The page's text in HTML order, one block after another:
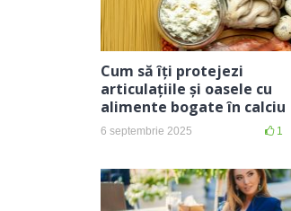
Cum să îți protejezi
articulațiile și oasele cu
alimente bogate în calciu
6 septembrie 2025 1